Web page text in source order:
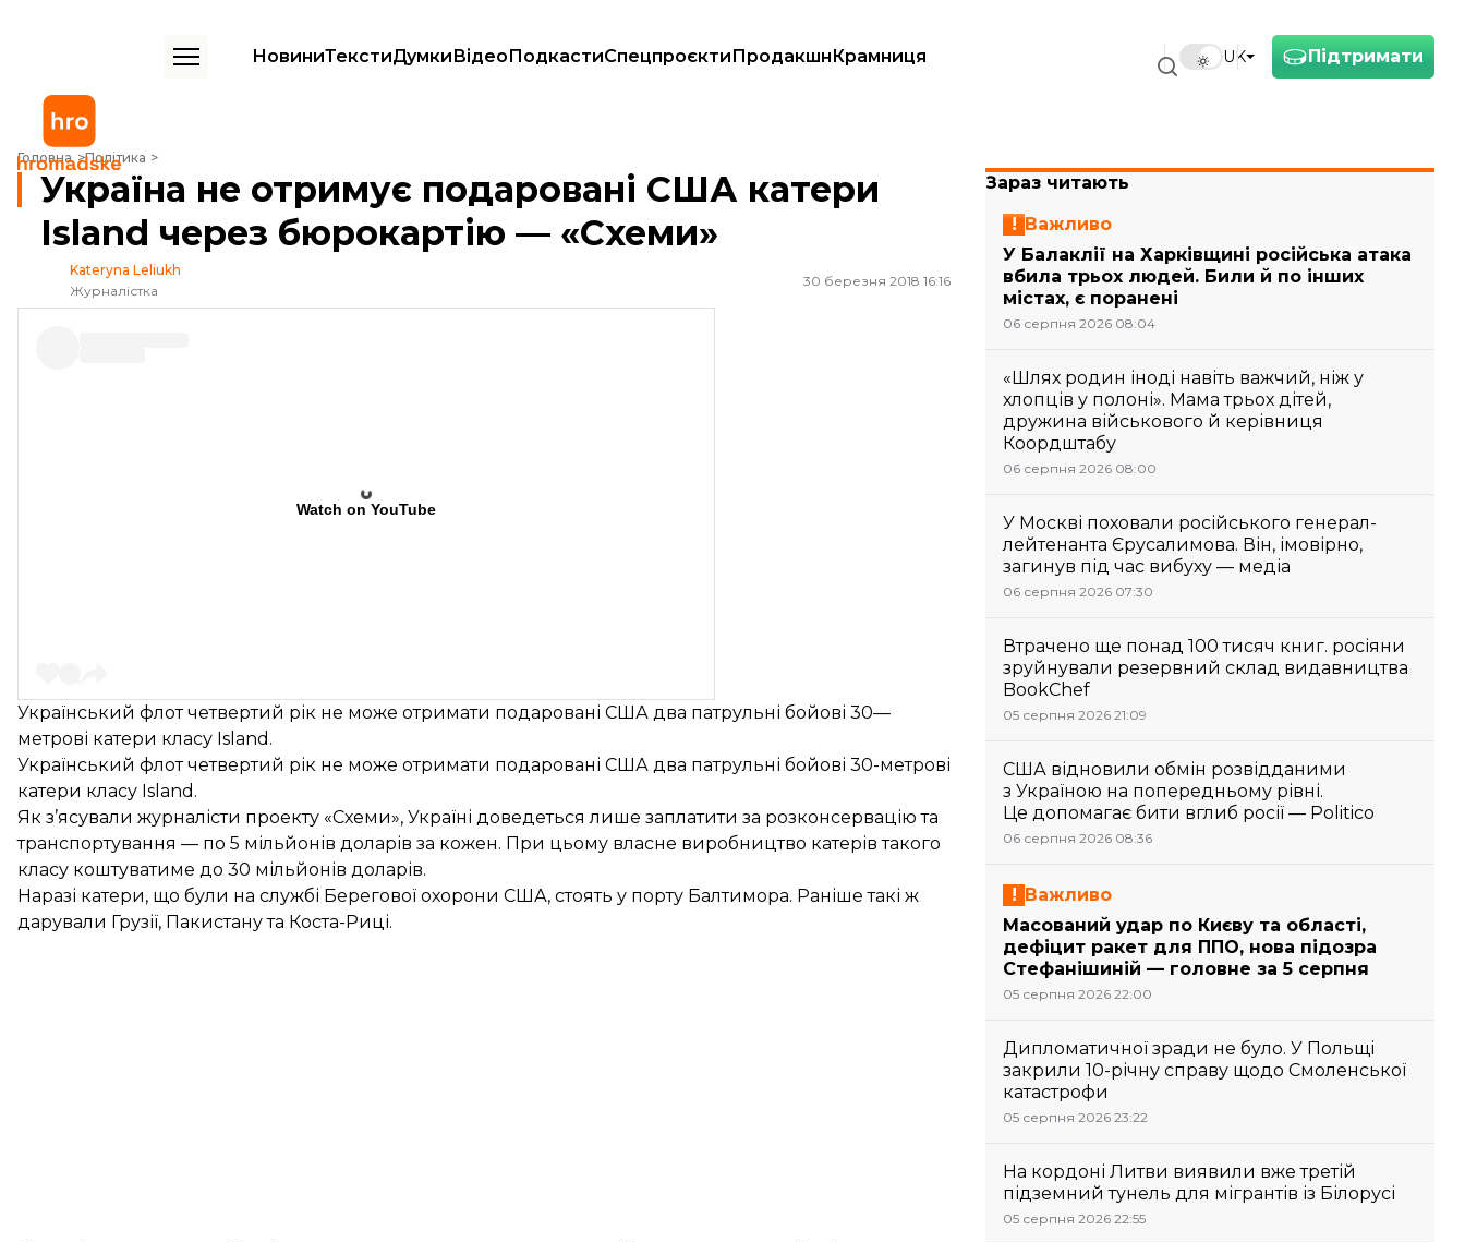
Підтримати
UK
НовиниТекстиДумкиВідеоПодкастиСпецпроєктиПродакшнКрамниця
Головна Політика
Україна не отримує подаровані США катери Island через бюрокартію — «Схеми»
Україна не отримує подаровані США катери
Island через бюрокартію — «Схеми»
Kateryna Leliukh
Журналістка
30 березня 2018 16:16
Watch on YouTube
Український флот четвертий рік не може отримати подаровані США два патрульні бойові 30—
метрові катери класу Island.
Український флот четвертий рік не може отримати подаровані США два патрульні бойові 30-метрові
катери класу Island.
Як з’ясували журналісти проекту «Схеми», Україні доведеться лише заплатити за розконсервацію та
транспортування — по 5 мільйонів доларів за кожен. При цьому власне виробництво катерів такого
класу коштуватиме до 30 мільйонів доларів.
Наразі катери, що були на службі Берегової охорони США, стоять у порту Балтимора. Раніше такі ж
дарували Грузії, Пакистану та Коста-Риці.
Зараз читають
Важливо
У Балаклії на Харківщині російська атака
вбила трьох людей. Били й по інших
містах, є поранені
06 серпня 2026 08:04
«Шлях родин іноді навіть важчий, ніж у
хлопців у полоні». Мама трьох дітей,
дружина військового й керівниця
Коордштабу
06 серпня 2026 08:00
У Москві поховали російського генерал-
лейтенанта Єрусалимова. Він, імовірно,
загинув під час вибуху — медіа
06 серпня 2026 07:30
Втрачено ще понад 100 тисяч книг. росіяни
зруйнували резервний склад видавництва
BookChef
05 серпня 2026 21:09
США відновили обмін розвідданими
з Україною на попередньому рівні.
Це допомагає бити вглиб росії — Politico
06 серпня 2026 08:36
Важливо
Масований удар по Києву та області,
дефіцит ракет для ППО, нова підозра
Стефанішиній — головне за 5 серпня
05 серпня 2026 22:00
Дипломатичної зради не було. У Польщі
закрили 10-річну справу щодо Смоленської
катастрофи
05 серпня 2026 23:22
На кордоні Литви виявили вже третій
підземний тунель для мігрантів із Білорусі
05 серпня 2026 22:55